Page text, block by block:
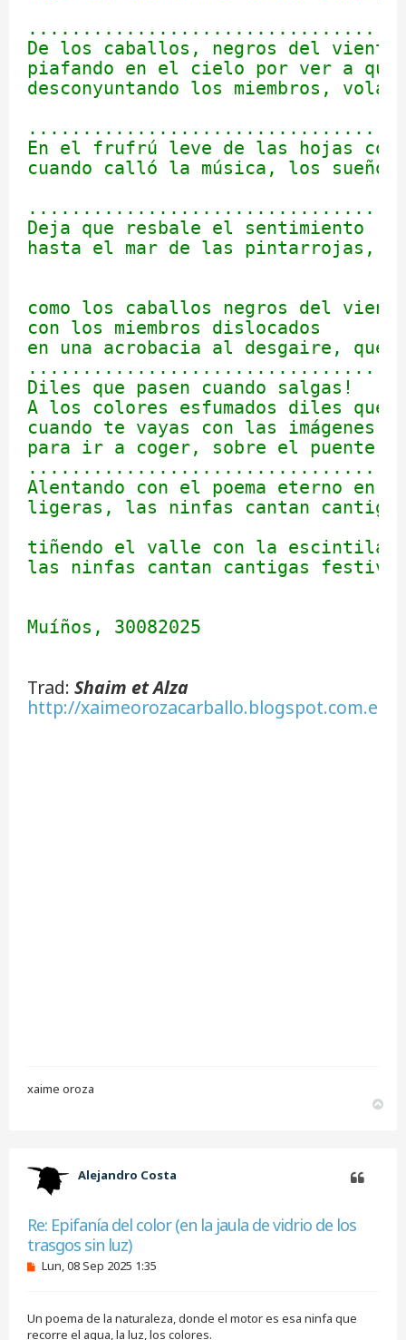
De los caballos, negros del
piafando en el cielo por ver a
desconyuntando los miembros,
En el frufrú leve de las hojas
cuando calló la música, los
Deja que resbale el sentimiento
hasta el mar de las pintarrojas,
como los caballos negros del
con los miembros dislocados
en una acrobacia al desgaire,
Diles que pasen cuando salgas!
A los colores esfumados diles que
cuando te vayas con las imágenes,
para ir a coger, sobre el puente,
Alentando con el poema eterno en
ligeras, las ninfas cantan
tiñendo el valle con la
las ninfas cantan cantigas
Muíños, 30082025
Trad: Shaim et Alza
http://xaimeorozacarballo.blogspot.com.es/
xaime oroza
Alejandro Costa
Re: Epifanía del color (en la jaula de vidrio de los
trasgos sin luz)
M
a
j
Lun, 08 Sep 2025 1:35
Un poema de la naturaleza, donde el motor es esa ninfa que
recorre el agua, la luz, los colores.